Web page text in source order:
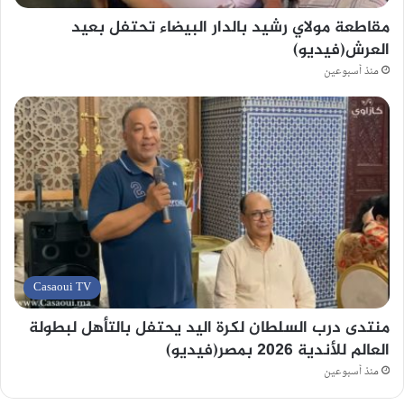
مقاطعة مولاي رشيد بالدار البيضاء تحتفل بعيد
العرش(فيديو)
منذ أسبوعين
Casaoui TV
منتدى درب السلطان لكرة اليد يحتفل بالتأهل لبطولة
العالم للأندية 2026 بمصر(فيديو)
منذ أسبوعين